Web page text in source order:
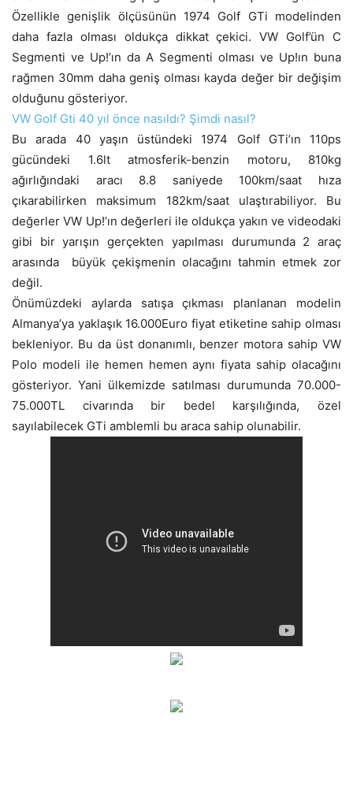
Özellikle genişlik ölçüsünün 1974 Golf GTi modelinden
daha fazla olması oldukça dikkat çekici. VW Golf’ün C
Segmenti ve Up!’ın da A Segmenti olması ve Up!ın buna
rağmen 30mm daha geniş olması kayda değer bir değişim
olduğunu gösteriyor.
VW Golf Gti 40 yıl önce nasıldı? Şimdi nasıl?
Bu arada 40 yaşın üstündeki 1974 Golf GTi’ın 110ps
gücündeki 1.6lt atmosferik-benzin motoru, 810kg
ağırlığındaki aracı 8.8 saniyede 100km/saat hıza
çıkarabilirken maksimum 182km/saat ulaştırabiliyor. Bu
değerler VW Up!’ın değerleri ile oldukça yakın ve videodaki
gibi bir yarışın gerçekten yapılması durumunda 2 araç
arasında büyük çekişmenin olacağını tahmin etmek zor
değil.
Önümüzdeki aylarda satışa çıkması planlanan modelin
Almanya’ya yaklaşık 16.000Euro fiyat etiketine sahip olması
bekleniyor. Bu da üst donanımlı, benzer motora sahip VW
Polo modeli ile hemen hemen aynı fiyata sahip olacağını
gösteriyor. Yani ülkemizde satılması durumunda 70.000-
75.000TL civarında bir bedel karşılığında, özel
sayılabilecek GTi amblemli bu araca sahip olunabilir.